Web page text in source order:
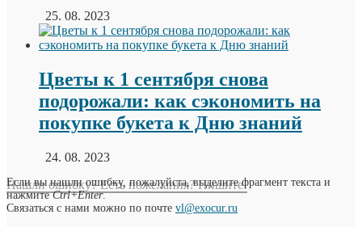
25. 08. 2023
Цветы к 1 сентября снова
подорожали: как сэкономить на
покупке букета к Дню знаний
24. 08. 2023
Нашли ошибку? Есть пожелания? Пишите!
Если вы нашли ошибку, пожалуйста, выделите фрагмент текста и
нажмитеCtrl+Enter.
Связаться с нами можно по почте vl@exocur.ru